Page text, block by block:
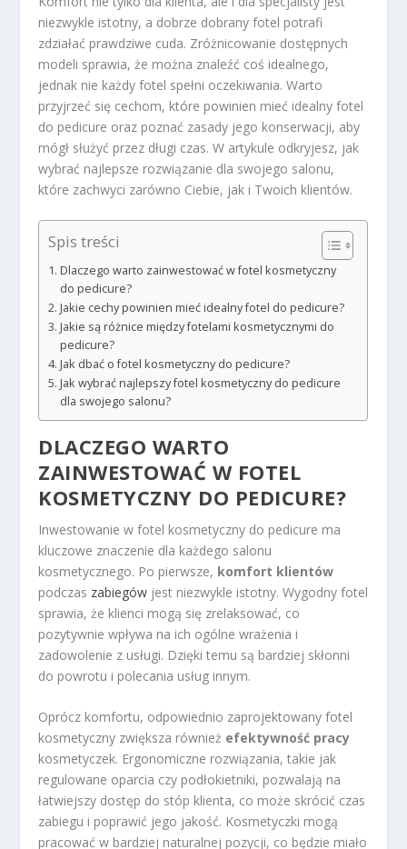
niezwykle istotny, a dobrze dobrany fotel potrafi
zdziałać prawdziwe cuda. Zróżnicowanie dostępnych
modeli sprawia, że można znaleźć coś idealnego,
jednak nie każdy fotel spełni oczekiwania. Warto
przyjrzeć się cechom, które powinien mieć idealny fotel
do pedicure oraz poznać zasady jego konserwacji, aby
mógł służyć przez długi czas. W artykule odkryjesz, jak
wybrać najlepsze rozwiązanie dla swojego salonu,
które zachwyci zarówno Ciebie, jak i Twoich klientów.
Spis treści
Dlaczego warto zainwestować w fotel kosmetyczny
do pedicure?
Jakie cechy powinien mieć idealny fotel do pedicure?
Jakie są różnice między fotelami kosmetycznymi do
pedicure?
Jak dbać o fotel kosmetyczny do pedicure?
Jak wybrać najlepszy fotel kosmetyczny do pedicure
dla swojego salonu?
DLACZEGO WARTO
ZAINWESTOWAĆ W FOTEL
KOSMETYCZNY DO PEDICURE?
Inwestowanie w fotel kosmetyczny do pedicure ma
kluczowe znaczenie dla każdego salonu
kosmetycznego. Po pierwsze, komfort klientów
podczas zabiegów jest niezwykle istotny. Wygodny fotel
sprawia, że klienci mogą się zrelaksować, co
pozytywnie wpływa na ich ogólne wrażenia i
zadowolenie z usługi. Dzięki temu są bardziej skłonni
do powrotu i polecania usług innym.
Oprócz komfortu, odpowiednio zaprojektowany fotel
kosmetyczny zwiększa również efektywność pracy
kosmetyczek. Ergonomiczne rozwiązania, takie jak
regulowane oparcia czy podłokietniki, pozwalają na
łatwiejszy dostęp do stóp klienta, co może skrócić czas
zabiegu i poprawić jego jakość. Kosmetyczki mogą
pracować w bardziej naturalnej pozycji, co będzie miało